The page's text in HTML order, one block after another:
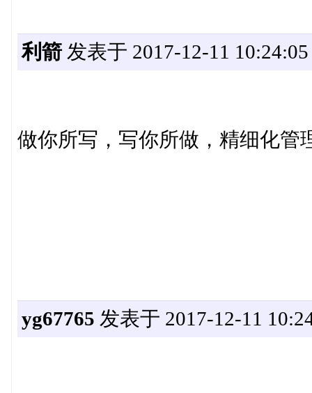
利箭发表于 2017-12-11 10:24:05
做你所写，写你所做，精细化管
yg67765 发表于 2017-12-11